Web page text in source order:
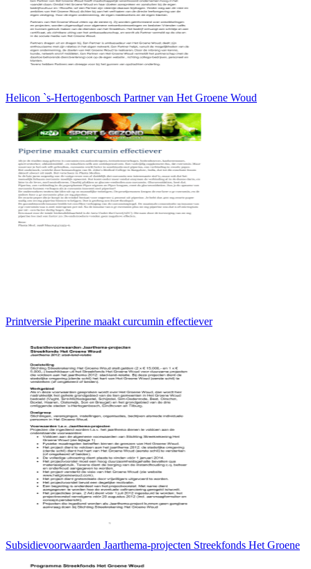
Helicon `s-Hertogenbosch Partner van Het Groene Woud
Printversie Piperine maakt curcumin effectiever
Subsidievoorwaarden Jaarthema-projecten Streekfonds Het Groene